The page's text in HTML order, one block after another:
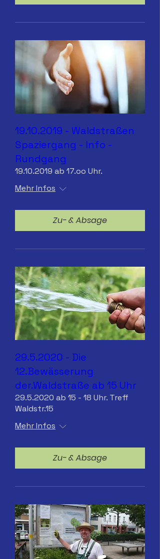
19.10.2019 - Waldstraßen
Spaziergang - Info -
Rundgang
19.10.2019 ab 17.oo Uhr.
Mehr Infos
Zu- & Absage
29.5.2020 - Die
12.Bewässerung
der.Waldstraße ab 15 Uhr
29.5.2020 ab 15 - 18 Uhr. Treff
Waldstr.15
Mehr Infos
Zu- & Absage